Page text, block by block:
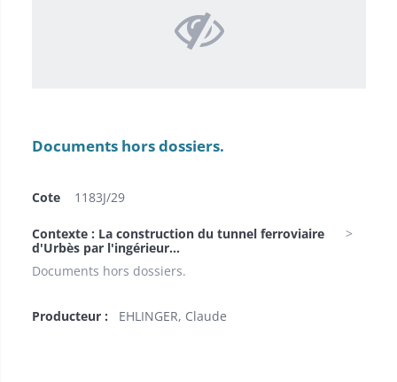
Documents hors dossiers.
Cote 1183J/29
Contexte : La construction du tunnel ferroviaire
d'Urbès par l'ingérieur...
Documents hors dossiers.
Producteur : EHLINGER, Claude